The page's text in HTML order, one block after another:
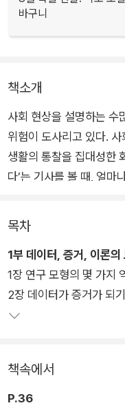
바구니
책소개
사회 현상을 설명하는 수
위험이 도사리고 있다.
생활의 통찰을 집대성한
다’는 기사를 볼 때, 얼마
사부터 빅데이터까지 온
류들이 그 속에 감춰져 있
이 책은 사회학계의 독보
을 집대성한 보고서로, 데
으로 정리하고 있다. 이
목차
1부 데이터, 증거, 이론의
1장 연구 모형의 몇 가지
2장 데이터가 증거가 되
책속에서
P.36